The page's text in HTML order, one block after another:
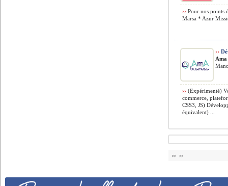
›› Pour nos points
Marsa * Azur
››
Ama
›› (Expérimenté)
commerce,
CSS3, JS)
équivalent) ...
›› ››